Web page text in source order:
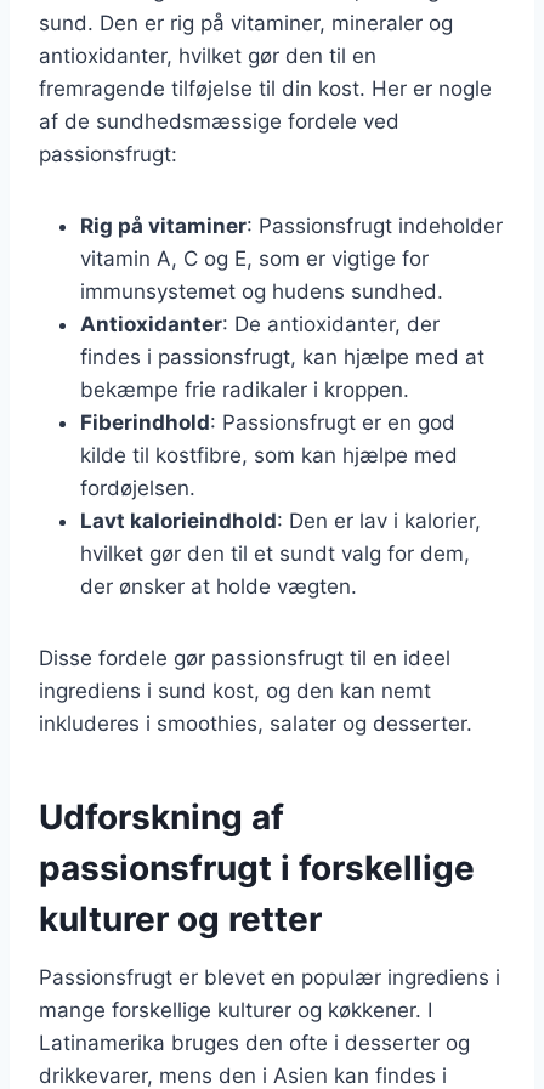
sund. Den er rig på vitaminer, mineraler og
antioxidanter, hvilket gør den til en
fremragende tilføjelse til din kost. Her er nogle
af de sundhedsmæssige fordele ved
passionsfrugt:
Rig på vitaminer: Passionsfrugt indeholder
vitamin A, C og E, som er vigtige for
immunsystemet og hudens sundhed.
Antioxidanter: De antioxidanter, der
findes i passionsfrugt, kan hjælpe med at
bekæmpe frie radikaler i kroppen.
Fiberindhold: Passionsfrugt er en god
kilde til kostfibre, som kan hjælpe med
fordøjelsen.
Lavt kalorieindhold: Den er lav i kalorier,
hvilket gør den til et sundt valg for dem,
der ønsker at holde vægten.
Disse fordele gør passionsfrugt til en ideel
ingrediens i sund kost, og den kan nemt
inkluderes i smoothies, salater og desserter.
Udforskning af
passionsfrugt i forskellige
kulturer og retter
Passionsfrugt er blevet en populær ingrediens i
mange forskellige kulturer og køkkener. I
Latinamerika bruges den ofte i desserter og
drikkevarer, mens den i Asien kan findes i